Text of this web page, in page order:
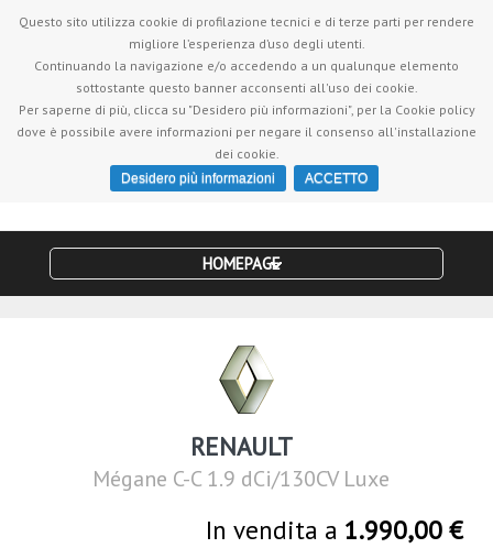
Servizio clienti +390818701532| Vieni a farci visita in Via
Torquato Tasso, 15 - 80054 Gragnano (NA)
HOMEPAGE
RENAULT
Mégane C-C 1.9 dCi/130CV Luxe
In vendita a 1.990,00 €
Questo sito utilizza cookie di profilazione tecnici e di terze parti per rendere
migliore l’esperienza d’uso degli utenti.
Continuando la navigazione e/o accedendo a un qualunque elemento
sottostante questo banner acconsenti all'uso dei cookie.
Per saperne di più, clicca su "Desidero più informazioni", per la Cookie policy
dove è possibile avere informazioni per negare il consenso all'installazione
dei cookie.
Desidero più informazioni ACCETTO